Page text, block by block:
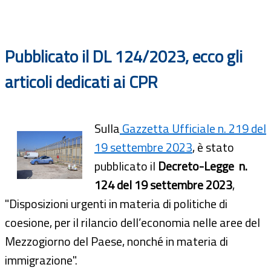
Pubblicato il DL 124/2023, ecco gli
articoli dedicati ai CPR
SullaGazzetta Ufficiale n. 219 del
19 settembre 2023, è stato
pubblicato il Decreto-Legge n.
124 del 19 settembre 2023,
"Disposizioni urgenti in materia di politiche di
coesione, per il rilancio dell’economia nelle aree del
Mezzogiorno del Paese, nonché in materia di
immigrazione".